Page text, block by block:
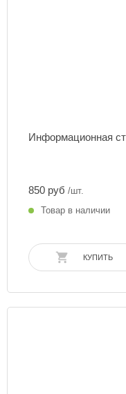
Информационная
850 руб /шт.
Товар в наличии
КУПИТЬ